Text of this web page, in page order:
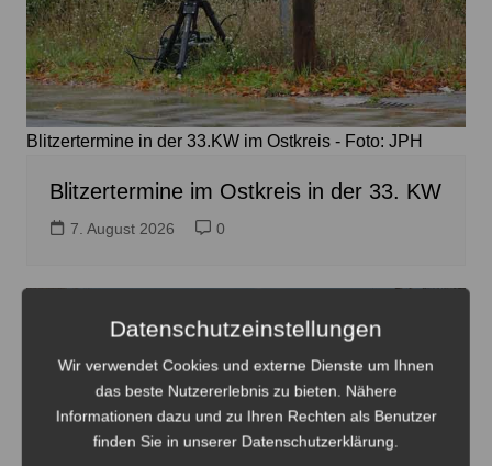
Blitzertermine in der 33.KW im Ostkreis - Foto: JPH
Blitzertermine im Ostkreis in der 33. KW
7. August 2026 0
Datenschutzeinstellungen
Wir verwendet Cookies und externe Dienste um Ihnen
das beste Nutzererlebnis zu bieten. Nähere
Informationen dazu und zu Ihren Rechten als Benutzer
finden Sie in unserer Datenschutzerklärung.